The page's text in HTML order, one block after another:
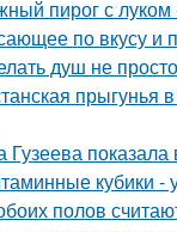
пирог с
по вкусу и
душ не
прыгунья
Гузеева показала
кубики -
полов